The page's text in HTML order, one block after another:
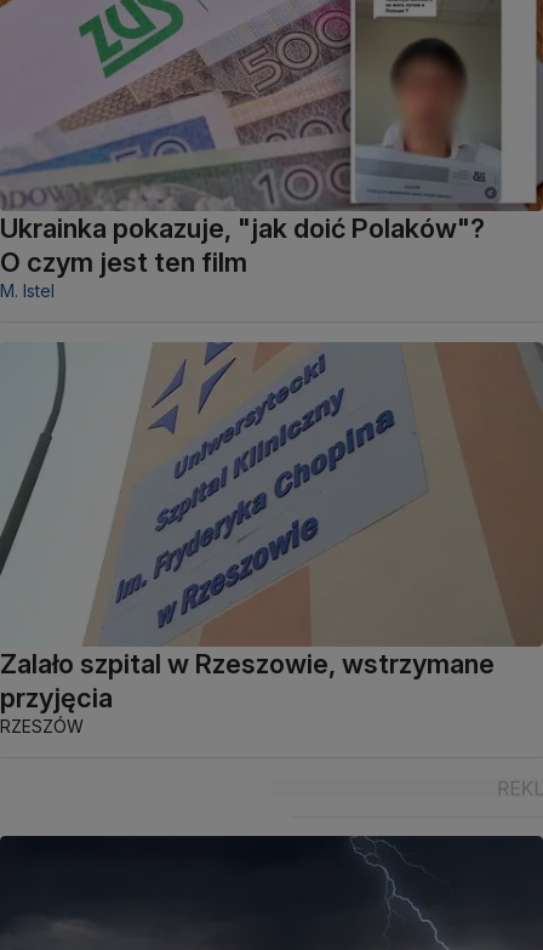
Ukrainka pokazuje, "jak doić Polaków"?
O czym jest ten film
M. Istel
Zalało szpital w Rzeszowie, wstrzymane
przyjęcia
RZESZÓW